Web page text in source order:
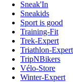
Sneak'In
Sneakids
Sport is good
Training-Fit
Trek-Expert
Triathlon-Expert
TripNBikers
Vélo-Store
Winter-Expert